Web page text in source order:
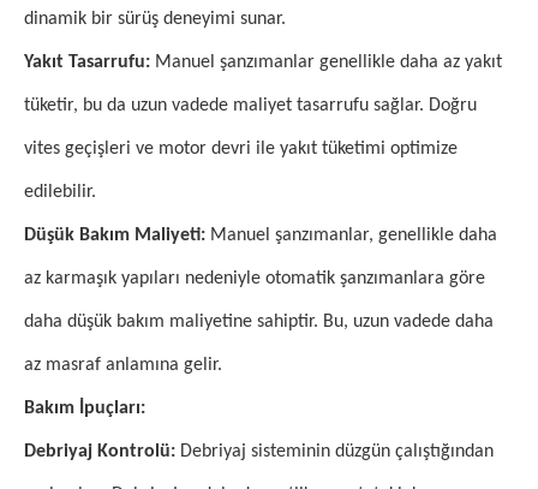
dinamik bir sürüş deneyimi sunar.
Yakıt Tasarrufu: Manuel şanzımanlar genellikle daha az yakıt
tüketir, bu da uzun vadede maliyet tasarrufu sağlar. Doğru
vites geçişleri ve motor devri ile yakıt tüketimi optimize
edilebilir.
Düşük Bakım Maliyeti: Manuel şanzımanlar, genellikle daha
az karmaşık yapıları nedeniyle otomatik şanzımanlara göre
daha düşük bakım maliyetine sahiptir. Bu, uzun vadede daha
az masraf anlamına gelir.
Bakım İpuçları:
Debriyaj Kontrolü: Debriyaj sisteminin düzgün çalıştığından